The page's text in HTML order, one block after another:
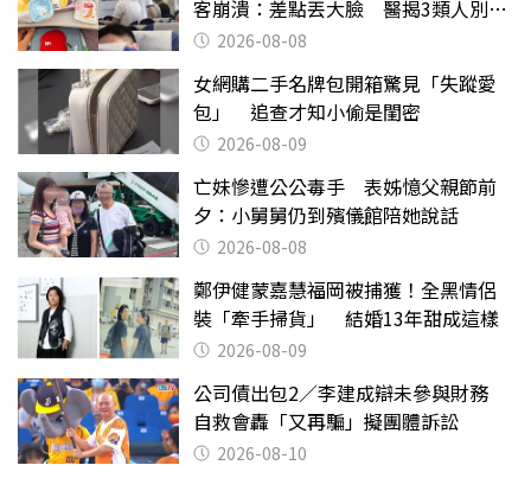
客崩潰：差點丟大臉 醫揭3類人別亂
喝 2026-08-08
女網購二手名牌包開箱驚見「失蹤愛
包」 追查才知小偷是閨密
2026-08-09
亡妹慘遭公公毒手 表姊憶父親節前
夕：小舅舅仍到殯儀館陪她說話
2026-08-08
鄭伊健蒙嘉慧福岡被捕獲！全黑情侶
裝「牽手掃貨」 結婚13年甜成這樣
2026-08-09
公司債出包2／李建成辯未參與財務
自救會轟「又再騙」擬團體訴訟
2026-08-10